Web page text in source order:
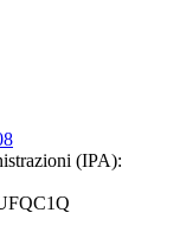
(IPA):